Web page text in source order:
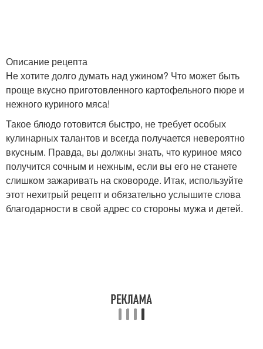
Описание рецепта
Не хотите долго думать над ужином? Что может быть
проще вкусно приготовленного картофельного пюре и
нежного куриного мяса!
Такое блюдо готовится быстро, не требует особых
кулинарных талантов и всегда получается невероятно
вкусным. Правда, вы должны знать, что куриное мясо
получится сочным и нежным, если вы его не станете
слишком зажаривать на сковороде. Итак, используйте
этот нехитрый рецепт и обязательно услышите слова
благодарности в свой адрес со стороны мужа и детей.